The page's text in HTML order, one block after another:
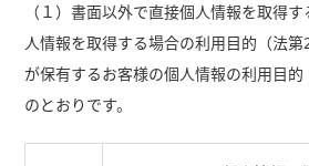
（１）書面以外で直接個人情報を取得
人情報を取得する場合の利用目的（法
が保有するお客様の個人情報の利用目
のとおりです。